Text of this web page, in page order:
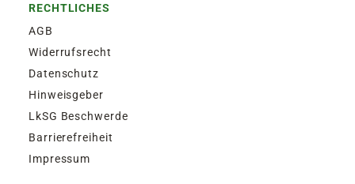
RECHTLICHES
AGB
Widerrufsrecht
Datenschutz
Hinweisgeber
LkSG Beschwerde
Barrierefreiheit
Impressum